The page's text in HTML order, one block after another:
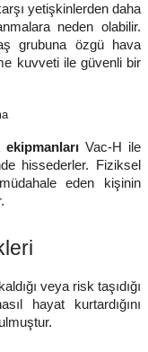
yetişkinlerden daha
neden olabilir.
grubuna özgü hava
kuvveti ile güvenli bir
ekipmanları Vac-H ile
hissederler. Fiziksel
eden kişinin
veya risk taşıdığı
hayat kurtardığını